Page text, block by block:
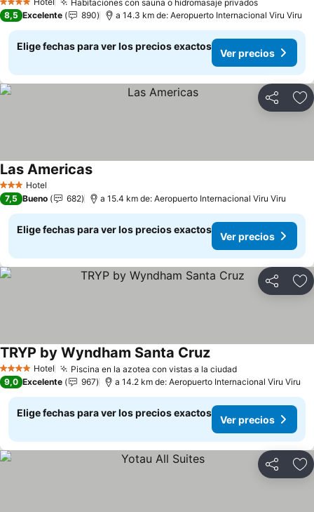
4 Estrellas
Habitaciones con sauna o hidromasaje privados
8,5 Excelente 890 a 14.3 km de: Aeropuerto Internacional Viru Viru
Elige fechas para ver los precios exactos
Ver precios
Compartir
3 Estrellas
Hotel
Las Americas
7,5 Bueno 682 a 15.4 km de: Aeropuerto Internacional Viru Viru
Elige fechas para ver los precios exactos
Ver precios
Compartir
4 EstrellasHotel Piscina en la azotea con vistas a la ciudad
TRYP by Wyndham Santa Cruz
9,0 Excelente 967 a 14.2 km de: Aeropuerto Internacional Viru Viru
Elige fechas para ver los precios exactos
Ver precios
Compartir